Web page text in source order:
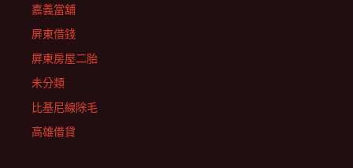
嘉義當舖
屏東借錢
屏東房屋二胎
未分類
比基尼線除毛
高雄借貸